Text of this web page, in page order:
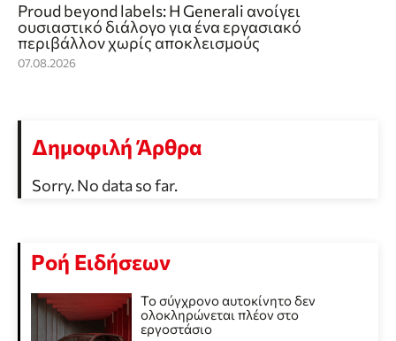
Proud beyond labels: Η Generali ανοίγει
ουσιαστικό διάλογο για ένα εργασιακό
περιβάλλον χωρίς αποκλεισμούς
07.08.2026
Δημοφιλή Άρθρα
Sorry. No data so far.
Ροή Ειδήσεων
Το σύγχρονο αυτοκίνητο δεν
ολοκληρώνεται πλέον στο
εργοστάσιο